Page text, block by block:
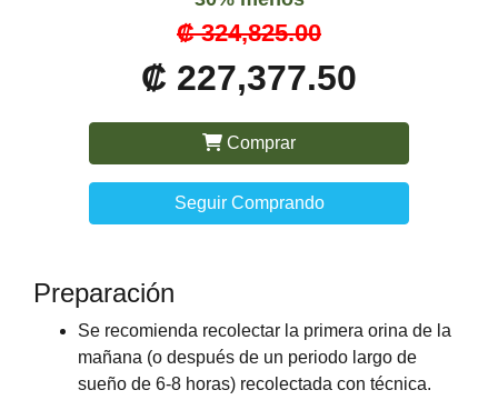
₡ 324,825.00
₡ 227,377.50
Comprar
Seguir Comprando
Preparación
Se recomienda recolectar la primera orina de la
mañana (o después de un periodo largo de
sueño de 6-8 horas) recolectada con técnica.